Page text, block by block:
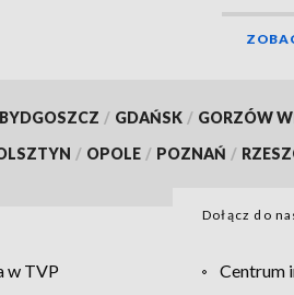
BYDGOSZCZ / GDAŃSK / GORZÓW
/ OPOLE / POZNAŃ /
Dołącz do
w TVP Centrum